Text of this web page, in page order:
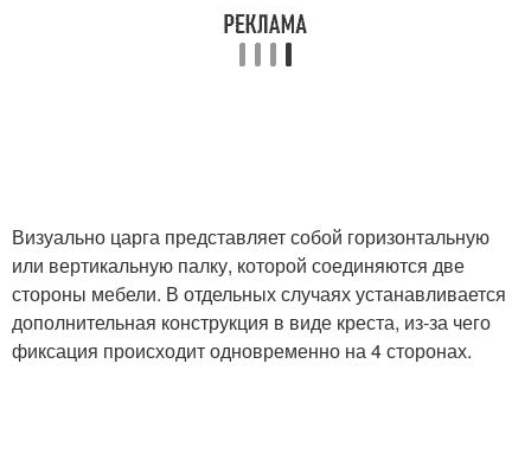
Визуально царга представляет собой горизонтальную
или вертикальную палку, которой соединяются две
стороны мебели. В отдельных случаях устанавливается
дополнительная конструкция в виде креста, из-за чего
фиксация происходит одновременно на 4 сторонах.